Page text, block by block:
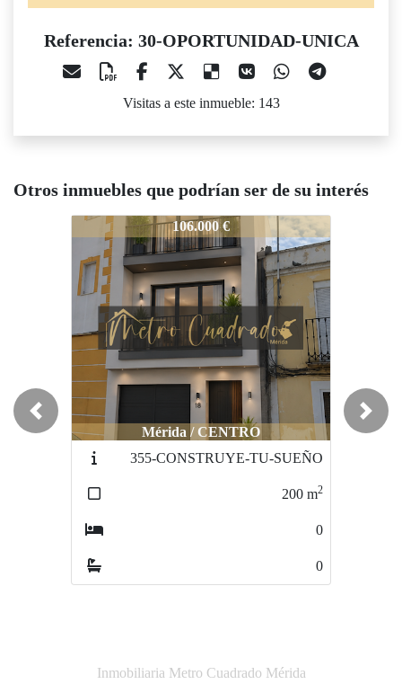
Referencia: 30-OPORTUNIDAD-UNICA
Visitas a este inmueble: 143
Otros inmuebles que podrían ser de su interés
30-OPORTUNIDAD-UNICA
106.000 €
Mérida / CENTRO
355-CONSTRUYE-TU-SUEÑO
30-OPORTUNIDAD-UNICA
55.900 €
Mérida / PROSERPINA
231-TERRENO-RUSTICO
Previous Next
Inmobiliaria Metro Cuadrado Mérida